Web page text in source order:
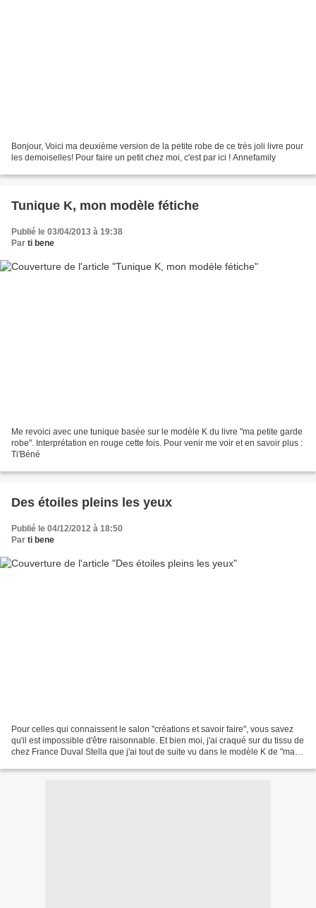
Bonjour, Voici ma deuxième version de la petite robe de ce très joli livre pour
les demoiselles! Pour faire un petit chez moi, c'est par ici ! Annefamily
Tunique K, mon modèle fétiche
Publié le 03/04/2013 à 19:38
Par ti bene
Me revoici avec une tunique basée sur le modèle K du livre "ma petite garde
robe". Interprétation en rouge cette fois. Pour venir me voir et en savoir plus :
Ti'Béné
Des étoiles pleins les yeux
Publié le 04/12/2012 à 18:50
Par ti bene
Pour celles qui connaissent le salon "créations et savoir faire", vous savez
qu'il est impossible d'être raisonnable. Et bien moi, j'ai craqué sur du tissu de
chez France Duval Stella que j'ai tout de suite vu dans le modèle K de "ma